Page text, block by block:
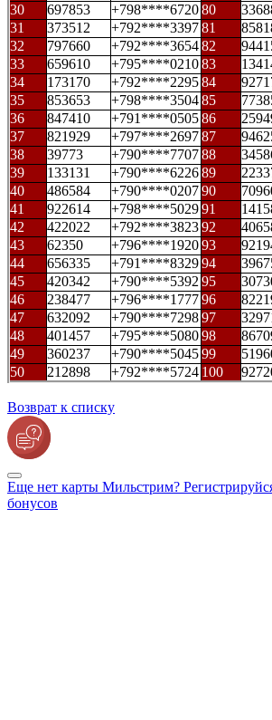
30
697853 +798****672080
31
373512 +792****339781
32
797660 +792****365482
33
659610 +795****021083
34
173170 +792****229584
35
853653 +798****350485
36
847410 +791****050586
37
821929 +797****269787
38
39773 +790****770788
39
133131 +790****622689
40
486584 +790****020790
41
922614 +798****502991
42
422022 +792****382392
43
62350 +796****192093
44
656335 +791****832994
45
420342 +790****5392 95
46
238477 +796****177796
47
632092 +790****729897
48
401457 +795****508098
49
360237 +790****504599
50
212898 +792****5724 100
Возврат к списку
Еще нет карты Мильстрим?
бонусов